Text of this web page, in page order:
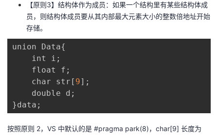
【原则3】结构体作为成员：如果一个结构里有某些结构体成
员，则结构体成员要从其内部最大元素大小的整数倍地址开始
存储。
union Data{
    int i
;
    float f
;
    char str
[ 9] ;
    double d
;
}data ;
按照原则 2，VS 中默认的是 #pragma park(8)，char[9] 长度为